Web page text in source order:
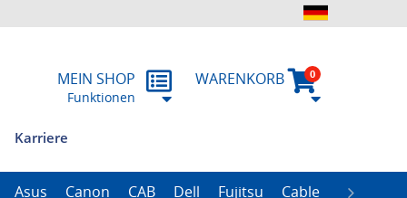
WARENKORB 0
MEIN SHOP
Funktionen
Historie
RMA
Karriere
Asus Canon CAB Dell Fujitsu Cable Zebra